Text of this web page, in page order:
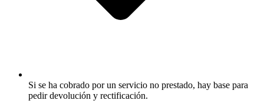
Si se ha cobrado por un servicio no prestado, hay base para
pedir devolución y rectificación.